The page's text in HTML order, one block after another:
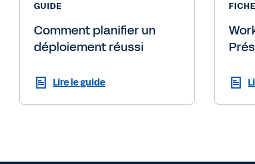
GUIDE
Comment planifier un
déploiement réussi
Lire le guide